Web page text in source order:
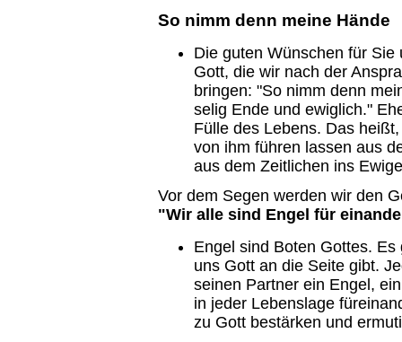
So nimm denn meine Hände
Die guten Wünschen für
Gott, die wir nach der
bringen: "So nimm denn
selig Ende und ewiglich."
Fülle des Lebens. Das
von ihm führen lassen aus
aus dem Zeitlichen ins
Vor dem Segen werden wir den
"Wir alle sind Engel für
Engel sind Boten Gottes.
uns Gott an die Seite gibt.
seinen Partner ein Engel,
in jeder Lebenslage
zu Gott bestärken und